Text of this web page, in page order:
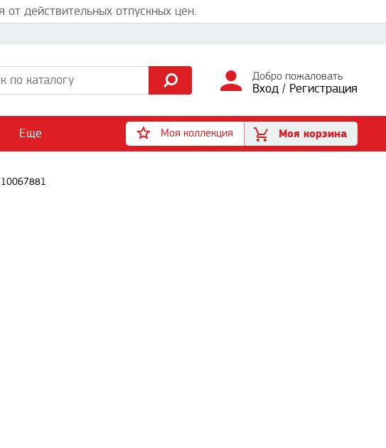
действительных отпускных цен.
Добро пожаловать
Вход / Регистрация
Еще Моя коллекция Моя корзина
10067881